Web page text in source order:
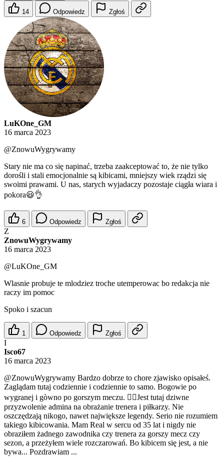
14 Odpowiedz Zgłoś
LuKOne_GM
16 marca 2023
@ZnowuWygrywamy
Stary nie ma co się napinać, trzeba zaakceptować to, że nie tylko
dorośli i stali emocjonalnie są kibicami, mniejszy wiek rządzi się
swoimi prawami. U nas, starych wyjadaczy pozostaje ciągła wiara i
pokora😃👌
6 Odpowiedz Zgłoś
Z
ZnowuWygrywamy
16 marca 2023
@LuKOne_GM
Wlasnie probuje te mlodziez troche utemperowac bo redakcja nie
raczy im pomoc
Spoko i szacun
1 Odpowiedz Zgłoś
I
Isco67
16 marca 2023
@ZnowuWygrywamy Bardzo dobrze to chore zjawisko opisałeś.
Zaglądam tutaj codziennie i codziennie to samo. Bogowie po
wygranej i gòwno po gorszym meczu. 🤦‍♂️Jest tutaj dziwne
przyzwolenie admina na obrażanie trenera i piłkarzy. Nie
oszczędzają nikogo, nawet największe legendy. Serio nie rozumiem
takiego kibicowania. Mam Real w sercu od 35 lat i nigdy nie
obraziłem żadnego zawodnika czy trenera za gorszy mecz czy
sezon, a przeżyłem wiele rozczarowań. Bo kibicem się jest, a nie
bywa... Pozdrawiam ...